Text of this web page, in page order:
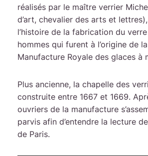
réalisés par le maître verrier
d’art, chevalier des arts et
l’histoire de la fabrication du
hommes qui furent à l’origine de
Manufacture Royale des glaces à
Plus ancienne, la chapelle des
construite entre 1667 et 1669.
ouvriers de la manufacture
parvis afin d’entendre la lecture
de Paris.